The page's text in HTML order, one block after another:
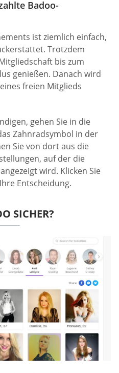
Badoo-
ist ziemlich einfach,
Trotzdem
bis zum
genießen. Danach wird
freien Mitglieds
gehen Sie in die
Zahnradsymbol in der
Sie von dort aus die
auf der die
wird. Klicken Sie
Entscheidung.
SICHER?